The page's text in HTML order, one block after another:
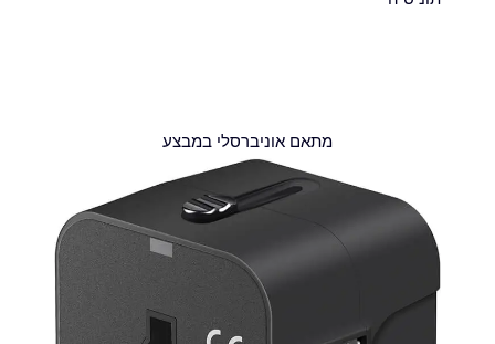
מתאם אוניברסלי במבצע